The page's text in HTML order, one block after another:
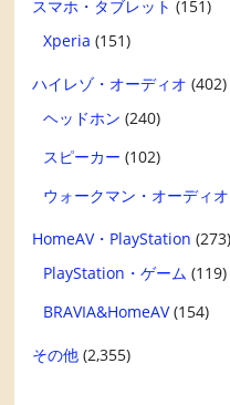
スマホ・タブレット (151)
Xperia (151)
ハイレゾ・オーディオ (402)
ヘッドホン (240)
スピーカー (102)
ウォークマン・オーディオ
HomeAV・PlayStation (273)
PlayStation・ゲーム (119)
BRAVIA&HomeAV(154)
その他 (2,355)